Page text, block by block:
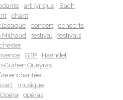
art lyrique
Bach
chant
concert
concerts
Milhaud
festival
festivals
GTP
Haendel
Guihen Queyras
enchantée
musique
Opéra
opéras